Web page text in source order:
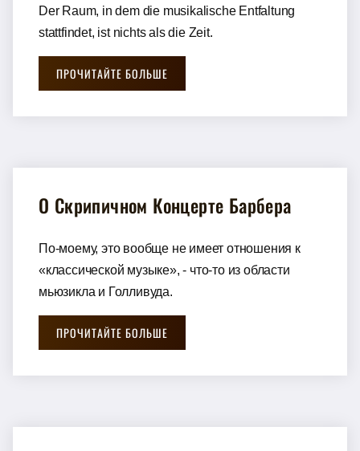
Der Raum, in dem die musikalische Entfaltung
stattfindet, ist nichts als die Zeit.
ПРОЧИТАЙТЕ БОЛЬШЕ
О Скрипичном Концерте Барбера
По-моему, это вообще не имеет отношения к
«классической музыке», - что-то из области
мьюзикла и Голливуда.
ПРОЧИТАЙТЕ БОЛЬШЕ